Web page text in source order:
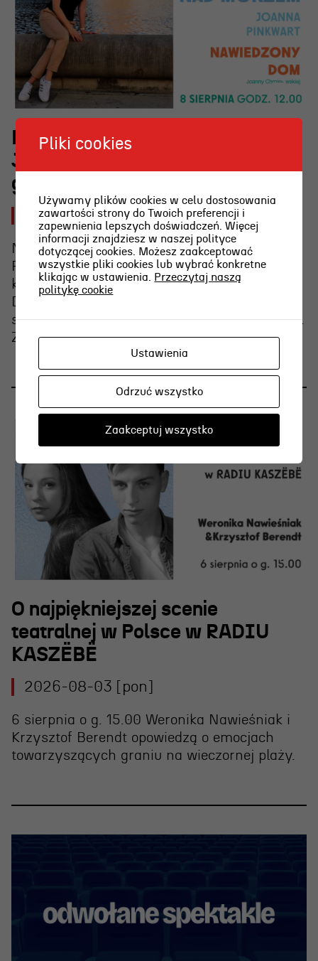
Rodzinne Czytanki nad morzem z
Joanną Pinkwart 8 sierpnia
g.12.00
2026-08-06 [czw]
Na zakończenie specjalna gościni – Joanna
Pinkwart! Wspólnie przeczytamy jej ulubioną
książkę z dzieciństwa, czyli „Nawiedzony
Dom” Joanny Chmielewskiej. Będzie trochę
strasznie, ale wierzymy, że jesteście odważni.
Zapraszamy!
O najpiękniejszej scenie
teatralnej w Polsce w RADIU
KASZËBË
2026-08-03 [pon]
6 sierpnia o g. 15.00 Weronika Nawieśniak i
Krzysztof Berendt opowiedzą o emocjach
towarzyszących graniu na wieczornej plaży.
Pliki cookies
Używamy plików cookies w celu dostosowania
zawartości strony do Twoich preferencji i
zapewnienia lepszych doświadczeń. Więcej
informacji znajdziesz w naszej polityce
dotyczącej cookies. Możesz zaakceptować
wszystkie pliki cookies lub wybrać konkretne
klikając w ustawienia. Przeczytaj naszą
politykę cookie
Ustawienia
Odrzuć wszystko
Zaakceptuj wszystko